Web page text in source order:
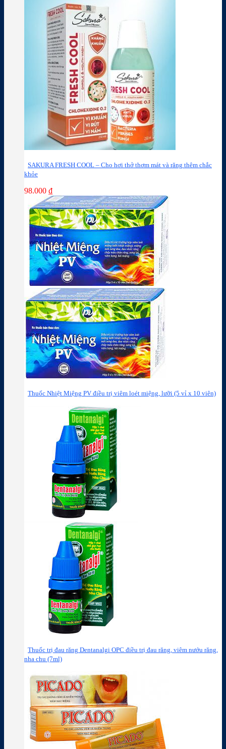
SAKURA FRESH COOL – Cho hơi thở thơm mát và răng thêm chắc
khỏe
98.000 ₫
Thuốc Nhiệt Miệng PV điều trị viêm loét miệng, lưỡi (5 vỉ x 10 viên)
Thuốc trị đau răng Dentanalgi OPC điều trị đau răng, viêm nướu răng,
nha chu (7ml)